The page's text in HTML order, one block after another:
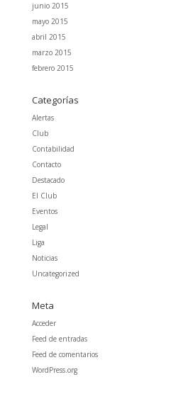
junio 2015
mayo 2015
abril 2015
marzo 2015
febrero 2015
Categorías
Alertas
Club
Contabilidad
Contacto
Destacado
El Club
Eventos
Legal
Liga
Noticias
Uncategorized
Meta
Acceder
Feed de entradas
Feed de comentarios
WordPress.org